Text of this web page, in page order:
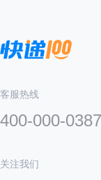
客服热线
400-000-0387
关注我们